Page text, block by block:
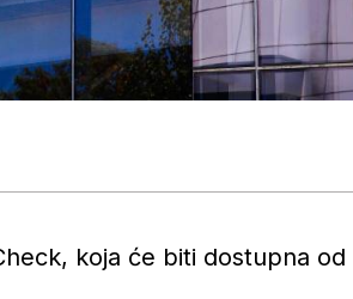
koja će biti dostupna od